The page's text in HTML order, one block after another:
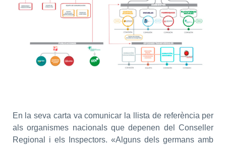
En la seva carta va comunicar la llista de referència per
als organismes nacionals que depenen del Conseller
Regional i els Inspectors. «Alguns dels germans amb